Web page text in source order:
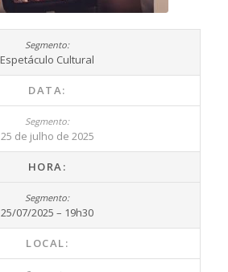
Espetáculo Cultural
DATA:
25 de julho de 2025
HORA:
25/07/2025 – 19h30
LOCAL: